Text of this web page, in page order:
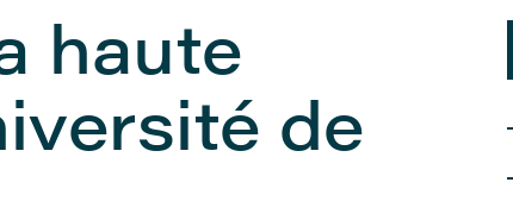
haute
de